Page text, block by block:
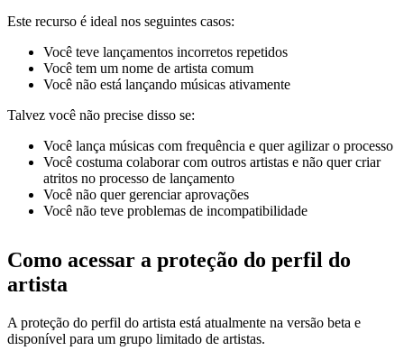
Este recurso é ideal nos seguintes casos:
Você teve lançamentos incorretos repetidos
Você tem um nome de artista comum
Você não está lançando músicas ativamente
Talvez você não precise disso se:
Você lança músicas com frequência e quer agilizar o processo
Você costuma colaborar com outros artistas e não quer criar
atritos no processo de lançamento
Você não quer gerenciar aprovações
Você não teve problemas de incompatibilidade
Como acessar a proteção do perfil do
artista
A proteção do perfil do artista está atualmente na versão beta e
disponível para um grupo limitado de artistas.